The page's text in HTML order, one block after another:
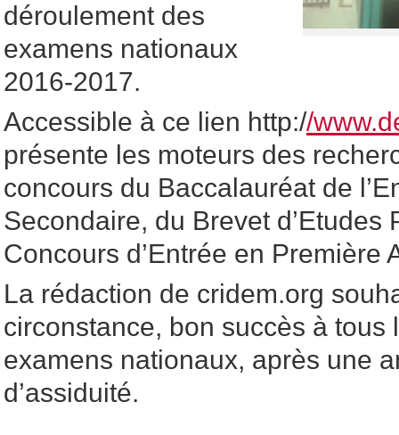
déroulement des
examens nationaux
2016-2017.
Accessible à ce lien http://
présente les moteurs des
concours du Baccalauréat de
Secondaire, du Brevet d’Etudes
Concours d’Entrée en Première
La rédaction de cridem.org
circonstance, bon succès à tous
examens nationaux, après une
d’assiduité.